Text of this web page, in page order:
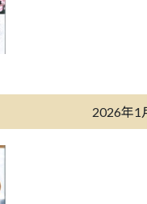
2026年1